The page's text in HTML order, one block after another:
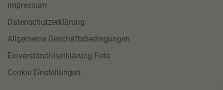
Impressum
Datenschutzerklärung
Allgemeine Geschäftsbedingungen
Einverständniserklärung Foto
Cookie Einstellungen